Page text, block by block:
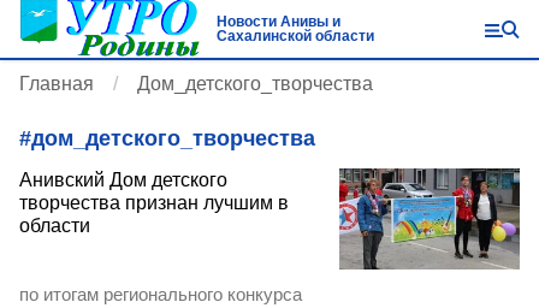
Новости Анивы и
Сахалинской области
Главная Дом_детского_творчества
#дом_детского_творчества
Анивский Дом детского
творчества признан лучшим в
области
по итогам регионального конкурса